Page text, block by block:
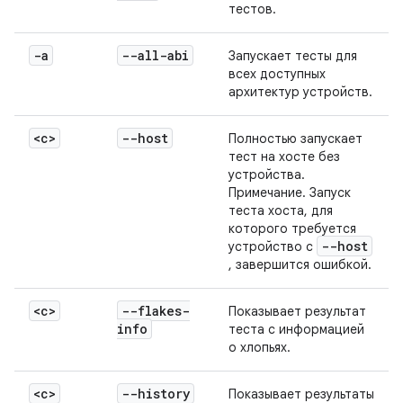
тестов.
-a --all-abi
Запускает тесты для
всех доступных
архитектур устройств.
<c> --host
Полностью запускает
тест на хосте без
устройства.
Примечание. Запуск
теста хоста, для
которого требуется
устройство с
--host
, завершится ошибкой.
<c>
--flakes-
info
Показывает результат
теста с информацией
о хлопьях.
<c> --history
Показывает результаты